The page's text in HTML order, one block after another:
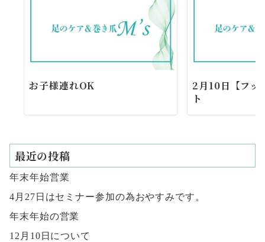
お子様連れOK
2月10日【フッ
ト
最近の投稿
年末年始営業
4月27日はセミナー参加の為おやすみです。
年末年始の営業
12月10日について